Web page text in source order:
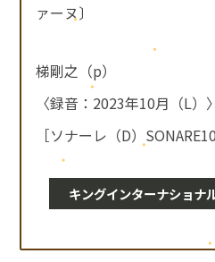
ァーヌ〕
梯剛之（p）
〈録音：2023年10月（L）〉
［ソナーレ（D）
キングインターナショナ